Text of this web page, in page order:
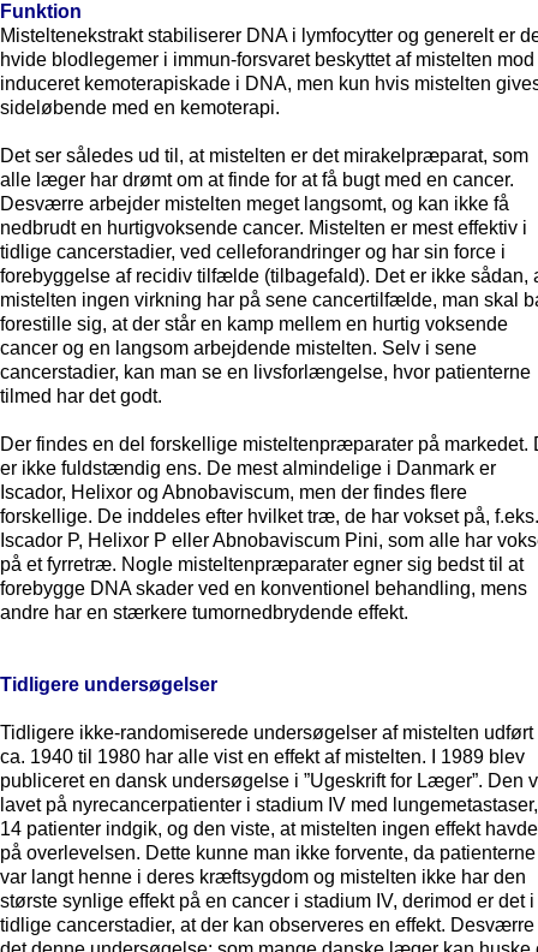
Funktion
Misteltenekstrakt stabiliserer DNA i lymfocytter og generelt er
hvide blodlegemer i immun-forsvaret beskyttet af mistelten
induceret kemoterapiskade i DNA, men kun hvis mistelten
sideløbende med en kemoterapi.
Det ser således ud til, at mistelten er det mirakelpræparat, som
alle læger har drømt om at finde for at få bugt med en cancer.
Desværre arbejder mistelten meget langsomt, og kan ikke få
nedbrudt en hurtigvoksende cancer. Mistelten er mest effektiv i
tidlige cancerstadier, ved celleforandringer og har sin force i
forebyggelse af recidiv tilfælde (tilbagefald). Det er ikke sådan,
mistelten ingen virkning har på sene cancertilfælde, man skal
forestille sig, at der står en kamp mellem en hurtig voksende
cancer og en langsom arbejdende mistelten. Selv i sene
cancerstadier, kan man se en livsforlængelse, hvor patienterne
tilmed har det godt.
Der findes en del forskellige misteltenpræparater på markedet.
er ikke fuldstændig ens. De mest almindelige i Danmark er
Iscador, Helixor og Abnobaviscum, men der findes flere
forskellige. De inddeles efter hvilket træ, de har vokset på, f.eks.
Iscador P, Helixor P eller Abnobaviscum Pini, som alle har
på et fyrretræ. Nogle misteltenpræparater egner sig bedst til at
forebygge DNA skader ved en konventionel behandling, mens
andre har en stærkere tumornedbrydende effekt.
Tidligere undersøgelser
Tidligere ikke-randomiserede undersøgelser af mistelten udført
ca. 1940 til 1980 har alle vist en effekt af mistelten. I 1989 blev
publiceret en dansk undersøgelse i ”Ugeskrift for Læger”. Den
lavet på nyrecancerpatienter i stadium IV med lungemetastaser,
14 patienter indgik, og den viste, at mistelten ingen effekt havde
på overlevelsen. Dette kunne man ikke forvente, da patienterne
var langt henne i deres kræftsygdom og mistelten ikke har den
største synlige effekt på en cancer i stadium IV, derimod er det i
tidlige cancerstadier, at der kan observeres en effekt. Desværre